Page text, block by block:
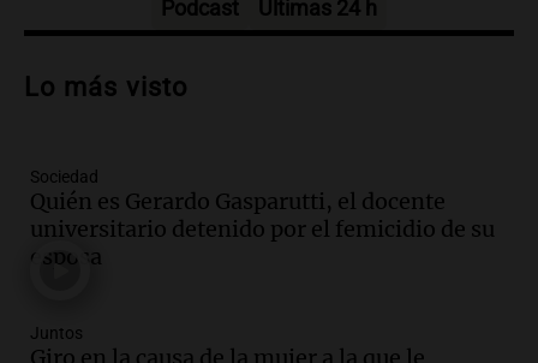
Audio.Carolina Losada: "Faltó que el
ley de propiedad privada
Audio.
en Rosario contra la ley de Propiedad
Privada.
Viva la Radio Rosario
Audio.
la ley de Propiedad Privada debatida en
Podcast Últimas 24 h
Lo más visto
Sociedad
Quién es Gerardo Gasparutti, el docente
universitario detenido por el femicidio de su
esposa
Juntos